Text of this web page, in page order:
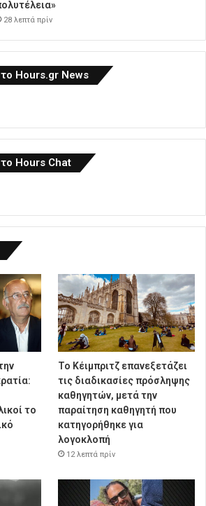
28 λεπτά πρίν
Hours.gr News
Hours Chat
το
Το Κέιμπριτζ επανεξετάζει
τις διαδικασίες πρόσληψης
καθηγητών, μετά την
παραίτηση καθηγητή που
κατηγορήθηκε για
λογοκλοπή
12 λεπτά πρίν